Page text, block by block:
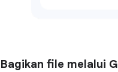
Bagikan file melalui